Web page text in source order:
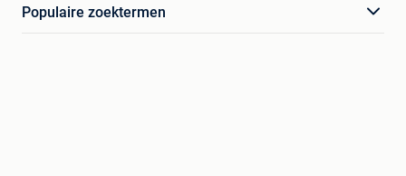
Populaire zoektermen